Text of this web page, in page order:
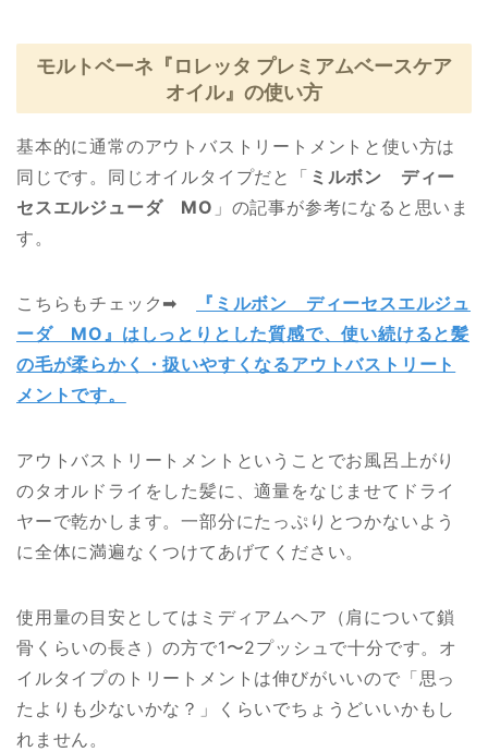
モルトベーネ『ロレッタ プレミアムベースケア
オイル』の使い方
基本的に通常のアウトバストリートメントと使い方は
同じです。同じオイルタイプだと「 ミルボン ディー
セスエルジューダ MO 」の記事が参考になると思いま
す。
こちらもチェック➡︎
『ミルボン ディーセスエルジュ
ーダ MO』はしっとりとした質感で、使い続けると髪
の毛が柔らかく・扱いやすくなるアウトバストリート
メントです。
アウトバストリートメントということでお風呂上がり
のタオルドライをした髪に、適量をなじませてドライ
ヤーで乾かします。一部分にたっぷりとつかないよう
に全体に満遍なくつけてあげてください。
使用量の目安としてはミディアムヘア（肩について鎖
骨くらいの長さ）の方で1〜2プッシュで十分です。オ
イルタイプのトリートメントは伸びがいいので「思っ
たよりも少ないかな？」くらいでちょうどいいかもし
れません。